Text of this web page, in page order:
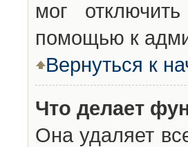
мог
помощью к
Вернуться к
Что делает
Она удаляет